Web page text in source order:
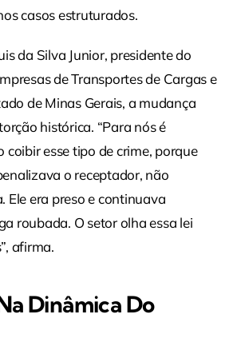
casos estruturados.
da Silva Junior, presidente do
de Transportes de Cargas e
de Minas Gerais, a mudança
histórica. “Para nós é
coibir esse tipo de crime, porque
o receptador, não
Ele era preso e continuava
roubada. O setor olha essa lei
afirma.
Dinâmica Do